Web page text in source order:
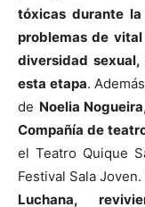
tóxicas durante la
problemas de
diversidad
esta etapa.
de Noelia Nogueira
Compañía de
el Teatro Quique
Festival Sala Joven.
Luchana,